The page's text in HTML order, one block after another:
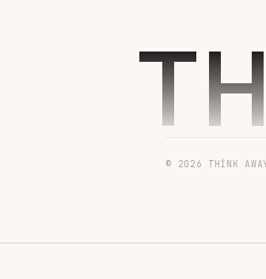
© 2026 THINK